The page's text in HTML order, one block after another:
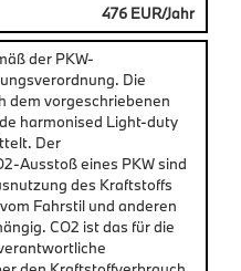
476 EUR/Jahr
der PKW-
Die
dem vorgeschriebenen
harmonised Light-duty
Der
Ausstoß eines PKW sind
des Kraftstoffs
Fahrstil und anderen
CO2 ist das für die